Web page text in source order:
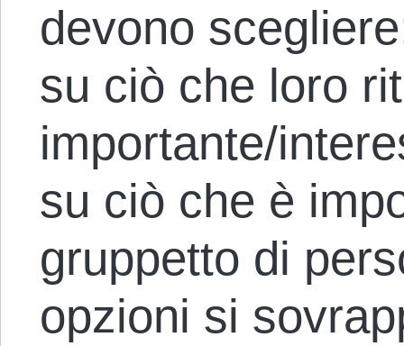
devono
su ciò che loro
importante/
su ciò che è
gruppetto di
opzioni si